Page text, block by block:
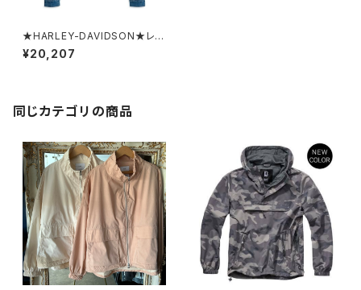
★HARLEY-DAVIDSON★レデ
ィース・ウィングロゴ・デニムジャ
ケット#98410-20VW
¥20,207
同じカテゴリの商品